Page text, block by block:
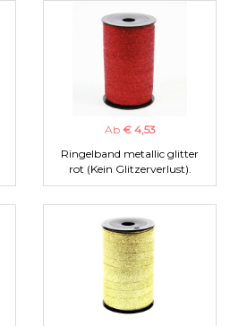
Ab € 4,53
Ringelband metallic glitter
rot (Kein Glitzerverlust).